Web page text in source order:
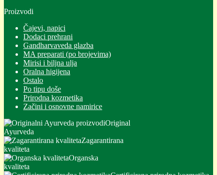
Proizvodi
Čajevi, napici
Dodaci prehrani
Gandharvaveda glazba
MA preparati (po brojevima)
Mirisi i biljna ulja
Oralna higijena
Ostalo
Po tipu doše
Prirodna kozmetika
Začini i osnovne namirice
Original
Ayurveda
Zagarantirana
kvaliteta
Organska
kvaliteta